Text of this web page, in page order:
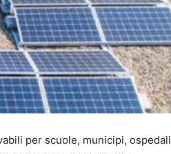
per scuole, municipi, ospedali